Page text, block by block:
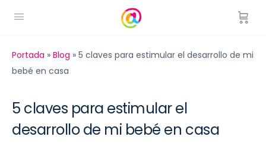
Portada » Blog » 5 claves para estimular el desarrollo de mi
bebé en casa
5 claves para estimular el
desarrollo de mi bebé en casa